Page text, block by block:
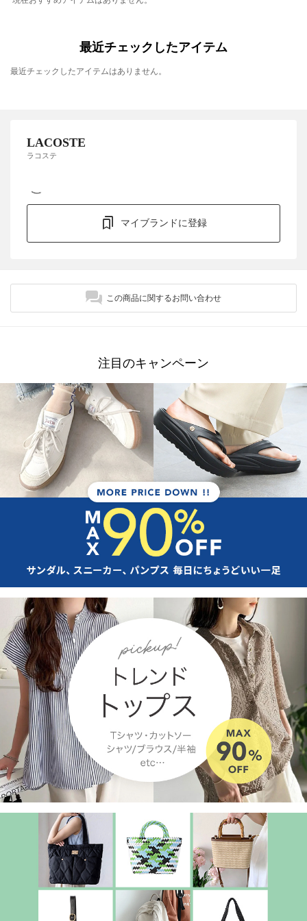
最近チェックしたアイテム
最近チェックしたアイテムはありません。
LACOSTE
ラコステ
マイブランドに登録
この商品に関するお問い合わせ
注目のキャンペーン